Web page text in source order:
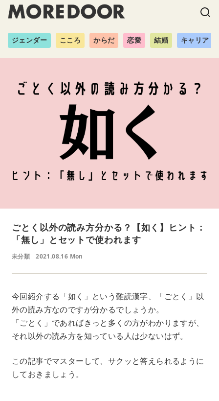
ジェンダー こころ からだ 恋愛 結婚 キャリア
ごとく以外の読み方分かる？【如く】ヒント：
「無し」とセットで使われます
未分類 2021.08.16 Mon
今回紹介する「如く」という難読漢字、「ごとく」以
外の読み方なのですが分かるでしょうか。
「ごとく」であればきっと多くの方がわかりますが、
それ以外の読み方を知っている人は少ないはず。
この記事でマスターして、サクッと答えられるように
しておきましょう。